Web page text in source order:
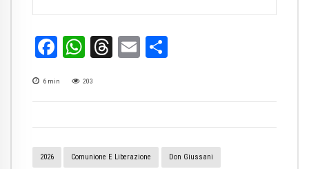
Facebook
WhatsApp
Threads
Email
6 min 203
2026 Comunione E Liberazione Don Giussani